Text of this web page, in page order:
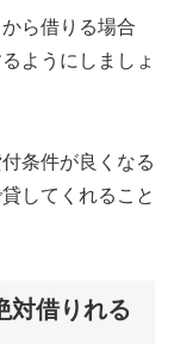
ら借りる場合
ようにしましょ
条件が良くなる
してくれること
対借りれる